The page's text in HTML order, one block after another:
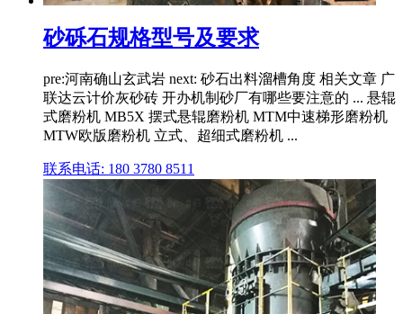
砂砾石规格型号及要求
pre:河南确山玄武岩 next: 砂石出料溜槽角度 相关文章 广
联达云计价灰砂砖 开办机制砂厂有哪些要注意的 ... 悬辊
式磨粉机 MB5X 摆式悬辊磨粉机 MTM中速梯形磨粉机
MTW欧版磨粉机 立式、超细式磨粉机 ...
联系电话: 180 3780 8511